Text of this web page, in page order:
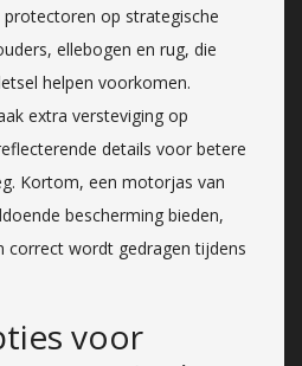
op strategische
ellebogen en rug, die
helpen voorkomen.
extra versteviging op
details voor betere
Kortom, een motorjas van
bescherming bieden,
correct wordt gedragen tijdens
voor